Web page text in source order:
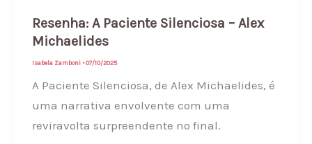
Resenha: A Paciente Silenciosa – Alex
Michaelides
Isabela Zamboni •07/10/2025
A Paciente Silenciosa, de Alex Michaelides, é
uma narrativa envolvente com uma
reviravolta surpreendente no final.